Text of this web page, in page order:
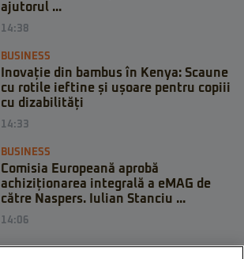
ajutorul ...
14:38
BUSINESS
Inovație din bambus în Kenya: Scaune
cu rotile ieftine și ușoare pentru copiii
cu dizabilități
14:33
BUSINESS
Comisia Europeană aprobă
achiziționarea integrală a eMAG de
către Naspers. Iulian Stanciu ...
14:06